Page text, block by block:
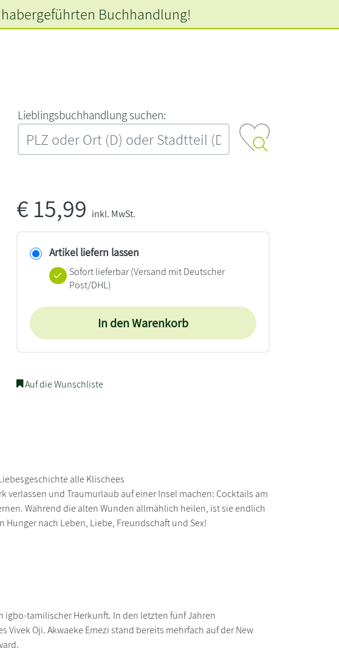
L‍i‍e‍b‍l‍i‍n‍g‍s‍b‍u‍c‍h‍h‍a‍n‍d‍l‍u‍n‍g‍ ‍s‍u‍c‍h‍e‍n‍:‍
Buchhandlung!
€15,99 inkl. MwSt.
Artikel liefern lassen
Sofort lieferbar(Versand mit Deutscher
Post/DHL)
In den Warenkorb
Auf die Wunschliste
alle Klischees
verlassen und Traumurlaub auf einer Insel machen: Cocktails am
Während die alten Wunden allmählich heilen, ist sie endlich
nach Leben, Liebe, Freundschaft und Sex!
igbo-tamilischer Herkunft. In den letzten fünf Jahren
Oji. Akwaeke Emezi stand bereits mehrfach auf der New